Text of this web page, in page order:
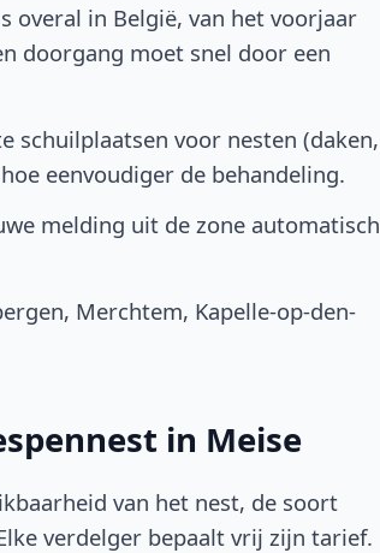
overal in België, van het voorjaar
doorgang moet snel door een
schuilplaatsen voor nesten (daken,
eenvoudiger de behandeling.
melding uit de zone automatisch
Merchtem, Kapelle-op-den-
in Meise
van het nest, de soort
verdelger bepaalt vrij zijn tarief.